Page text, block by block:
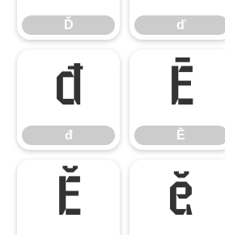
Ď ď
đ
đ
Ē
Ē
Ĕ ĕ